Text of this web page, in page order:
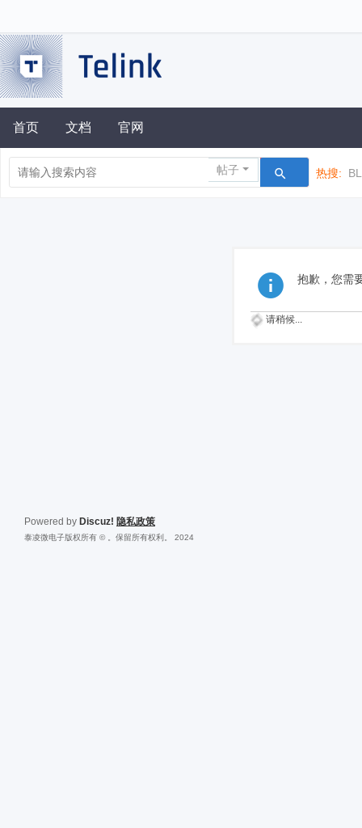
首页 文档 官网
帖子 热搜:
抱歉，您需
请稍候...
Powered by Discuz! 隐私政策
泰凌微电子版权所有 © 。保留所有权利。 2024